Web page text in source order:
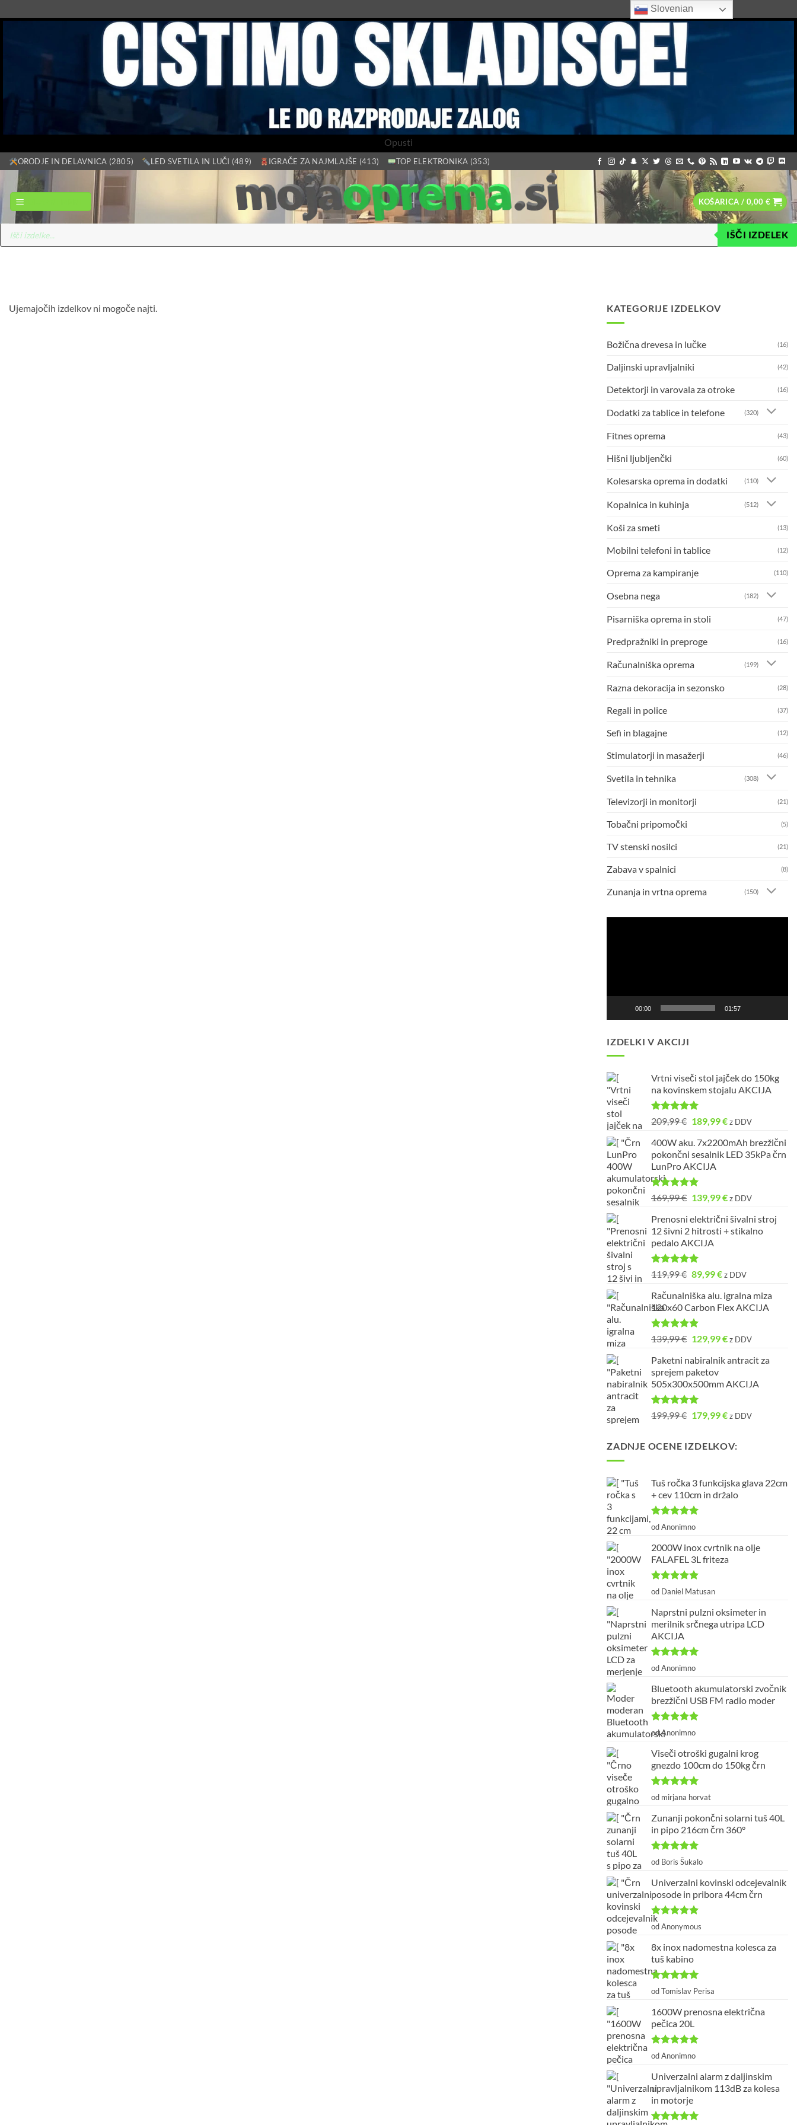
Opusti
Skoči
vsebino
ORODJE IN DELAVNICA (2805) LED SVETILA IN LUČI (489) IGRAČE ZA NAJMLAJŠE (413) TOP ELEKTRONIKA (353)
KOŠARICA / 0,00 €
Products
search
IŠČI IZDELEK
Ujemajočih izdelkov ni mogoče najti. KATEGORIJE IZDELKOV
Božična drevesa in lučke (16)
Daljinski upravljalniki (42)
Detektorji in varovala za otroke (16)
Dodatki za tablice in telefone (320)
Fitnes oprema (43)
Hišni ljubljenčki (60)
Kolesarska oprema in dodatki (110)
Kopalnica in kuhinja (512)
Koši za smeti (13)
Mobilni telefoni in tablice (12)
Oprema za kampiranje (110)
Osebna nega (182)
Pisarniška oprema in stoli (47)
Predpražniki in preproge (16)
Računalniška oprema (199)
Razna dekoracija in sezonsko (28)
Regali in police (37)
Sefi in blagajne (12)
Stimulatorji in masažerji (46)
Svetila in tehnika (308)
Televizorji in monitorji (21)
Tobačni pripomočki (5)
TV stenski nosilci (21)
Zabava v spalnici (8)
Zunanja in vrtna oprema (150)
00:00 01:57
IZDELKI V AKCIJI
Vrtni viseči stol jajček do 150kg
na kovinskem stojalu AKCIJA
Ocenjeno
od 5
209,99€ Izvirna
je
bila:
209,99 €.
189,99€Trenutna
je:
189,99 €.
z DDV
400W aku. 7x2200mAh brezžični
pokončni sesalnik LED 35kPa črn
LunPro AKCIJA
Ocenjeno
od 5
169,99€ Izvirna
je
bila:
169,99 €.
139,99€Trenutna
je:
139,99 €.
z DDV
Prenosni električni šivalni stroj
12 šivni 2 hitrosti + stikalno
pedalo AKCIJA
Ocenjeno
od 5
119,99€ Izvirna
je
bila:
119,99 €.
89,99€Trenutna
je:
89,99 €.
z DDV
Računalniška alu. igralna miza
120x60 Carbon Flex AKCIJA
Ocenjeno
od 5
139,99€ Izvirna
je
bila:
139,99 €.
129,99€Trenutna
je:
z DDV
Paketni nabiralnik antracit za
sprejem paketov
505x300x500mm AKCIJA
Ocenjeno
od 5
199,99€ Izvirna
bila:
179,99€Trenutna
179,99 €.
z DDV
ZADNJE OCENE IZDELKOV:
Tuš ročka 3 funkcijska glava 22cm
+ cev 110cm in držalo
Ocenjeno5
od Anonimno
2000W inox cvrtnik na olje
FALAFEL 3L friteza
Ocenjeno5
od Daniel Matusan
Naprstni pulzni oksimeter in
merilnik srčnega utripa LCD
AKCIJA
Ocenjeno5
od Anonimno
Bluetooth akumulatorski zvočnik
brezžični USB FM radio moder
Ocenjeno5
od 5
od Anonimno
Viseči otroški gugalni krog
gnezdo 100cm do 150kg črn
Ocenjeno5
od mirjana horvat
Zunanji pokončni solarni tuš 40L
in pipo 216cm črn 360°
Ocenjeno5
od Boris Šukalo
Univerzalni kovinski odcejevalnik
posode in pribora 44cm črn
Ocenjeno5
od Anonymous
8x inox nadomestna kolesca za
tuš kabino
Ocenjeno 5
od Tomislav Perisa
1600W prenosna električna
pečica 20L
Ocenjeno5
od Anonimno
Univerzalni alarm z daljinskim
upravljalnikom 113dB za kolesa
in motorje
Slovenian